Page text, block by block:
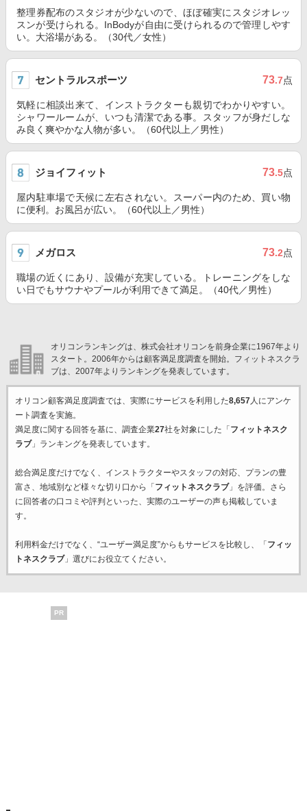
整理券配布のスタジオが少ないので、ほぼ確実にスタジオレッ
スンが受けられる。InBodyが自由に受けられるので管理しやす
い。大浴場がある。（30代／女性）
セントラルスポーツ 73.7点
気軽に相談出来て、インストラクターも親切でわかりやすい。
シャワールームが、いつも清潔である事。スタッフが身だしな
み良く爽やかな人物が多い。（60代以上／男性）
ジョイフィット 73.5点
屋内駐車場で天候に左右されない。スーパー内のため、買い物
に便利。お風呂が広い。（60代以上／男性）
メガロス 73.2点
職場の近くにあり、設備が充実している。トレーニングをしな
い日でもサウナやプールが利用できて満足。（40代／男性）
オリコンランキングは、株式会社オリコンを前身企業に1967年より
スタート。2006年からは顧客満足度調査を開始。フィットネスクラ
ブは、2007年よりランキングを発表しています。
オリコン顧客満足度調査では、実際にサービスを利用した8,657人にアンケ
ート調査を実施。
満足度に関する回答を基に、調査企業27社を対象にした「 フィットネスク
ラブ」ランキングを発表しています。
総合満足度だけでなく、インストラクターやスタッフの対応、プランの豊
富さ、地域別など様々な切り口から「 フィットネスクラブ」を評価。さら
に回答者の口コミや評判といった、実際のユーザーの声も掲載していま
す。
利用料金だけでなく、“ユーザー満足度”からもサービスを比較し、「 フィッ
トネスクラブ」選びにお役立てください。
PR